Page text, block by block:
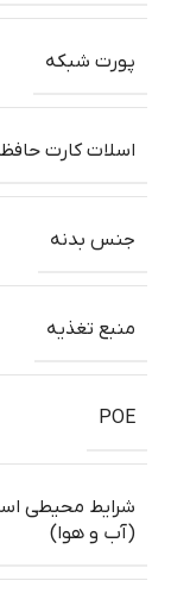
پورت شبکه
اسلات کارت
جنس بدنه
منبع تغذیه
POE
شرایط محیطی
(آب و هوا)